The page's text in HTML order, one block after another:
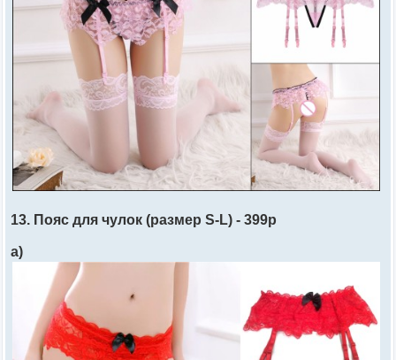
13. Пояс для чулок (размер S-L) - 399р
а)